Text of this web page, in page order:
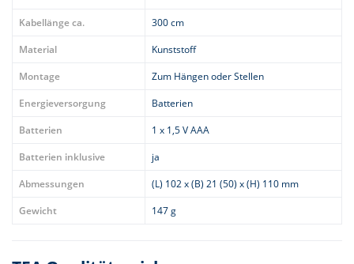
Kabellänge ca.
300 cm
Material
Kunststoff
Montage
Zum Hängen oder Stellen
Energieversorgung
Batterien
Batterien
1 x 1,5 V AAA
Batterien inklusive
ja
Abmessungen
(L) 102 x (B) 21 (50) x (H) 110 mm
Gewicht
147 g